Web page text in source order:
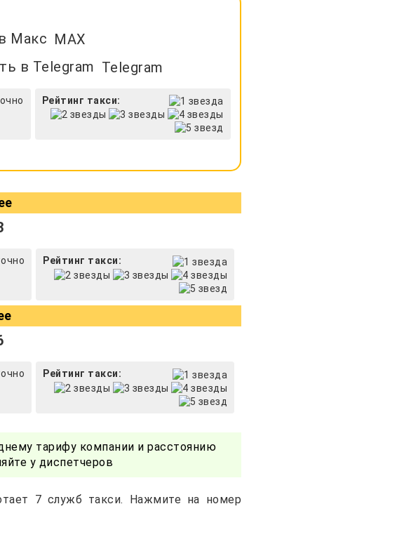
MAX
Telegram
Рейтинг такси:
Рейтинг такси:
Рейтинг такси:
тарифу компании и расстоянию
у диспетчеров
7 служб такси. Нажмите на номер